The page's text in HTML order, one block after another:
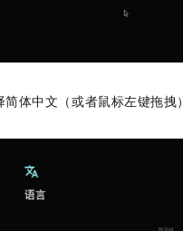
体中文（或者鼠标左键拖拽）